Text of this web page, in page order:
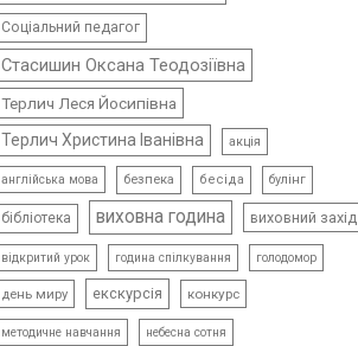
Соціальний педагог
Стасишин Оксана Теодозіївна
Терлич Леся Йосипівна
Терлич Христина Іванівна
акція
англійська мова безпека бесіда булінг
бібліотека виховна година виховний захід
відкритий урок година спілкування голодомор
день миру екскурсія конкурс
методичне навчання небесна сотня